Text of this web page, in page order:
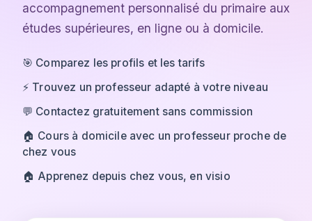
accompagnement personnalisé du primaire aux
études supérieures, en ligne ou à domicile.
🎯 Comparez les profils et les tarifs
⚡ Trouvez un professeur adapté à votre niveau
💬 Contactez gratuitement sans commission
🏠 Cours à domicile avec un professeur proche de
chez vous
🏠 Apprenez depuis chez vous, en visio